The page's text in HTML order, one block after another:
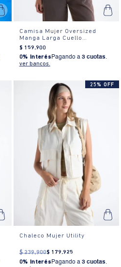
Camisa Mujer Oversized
Manga Larga Cuello
Camisero Textura Blanca
$ 159.900
0% Interés Pagando a 3 cuotas.
ver bancos.
25% OFF
Chaleco Mujer Utility
$ 239.900$ 179.925
0% Interés Pagando a 3 cuotas.